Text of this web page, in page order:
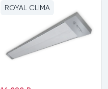
ROYAL CLIMA